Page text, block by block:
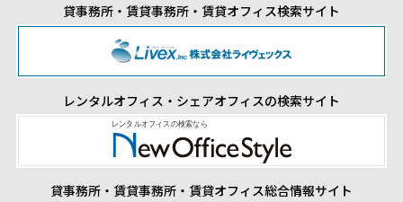
貸事務所・賃貸事務所・賃貸オフィス検索サイト
レンタルオフィス・シェアオフィスの検索サイト
貸事務所・賃貸事務所・賃貸オフィス総合情報サイト